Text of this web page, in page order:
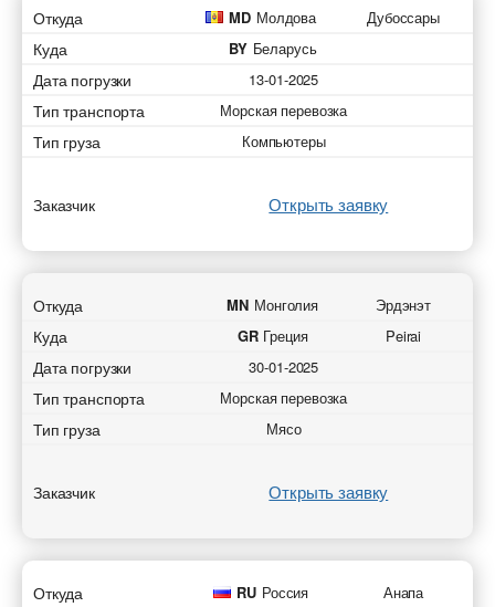
Откуда MD Молдова Дубоссары
Куда BY Беларусь
Дата погрузки 13-01-2025
Тип транспорта Морская перевозка
Тип груза Компьютеры
Заказчик Открыть заявку
Откуда MN Монголия Эрдэнэт
Куда GR Греция Peirai
Дата погрузки 30-01-2025
Тип транспорта Морская перевозка
Тип груза Мясо
Заказчик Открыть заявку
Откуда RU Россия Анапа